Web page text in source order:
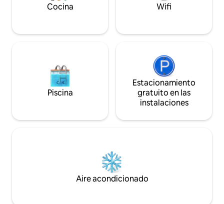
canadienses,
Cocina Wifi
Piscina
Estacionamiento
gratuito en las
instalaciones
Aire acondicionado